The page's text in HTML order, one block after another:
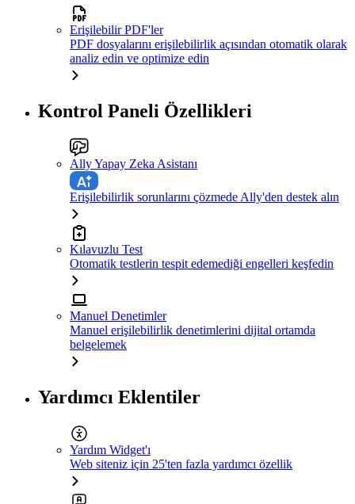
Erişilebilir PDF'ler
PDF dosyalarını erişilebilirlik açısından otomatik olarak
analiz edin ve optimize edin
Kontrol Paneli Özellikleri
Ally Yapay Zeka Asistanı
Erişilebilirlik sorunlarını çözmede Ally'den destek alın
Kılavuzlu Test
Otomatik testlerin tespit edemediği engelleri keşfedin
Manuel Denetimler
Manuel erişilebilirlik denetimlerini dijital ortamda
belgelemek
Yardımcı Eklentiler
Yardım Widget'ı
Web siteniz için 25'ten fazla yardımcı özellik